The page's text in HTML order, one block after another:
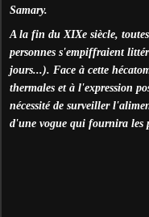
Samary.
A la fin du XIXe siècle, toutes
personnes s'empiffraient
jours...). Face à cette
thermales et à l'expression
nécessité de surveiller
d'une vogue qui fournira les